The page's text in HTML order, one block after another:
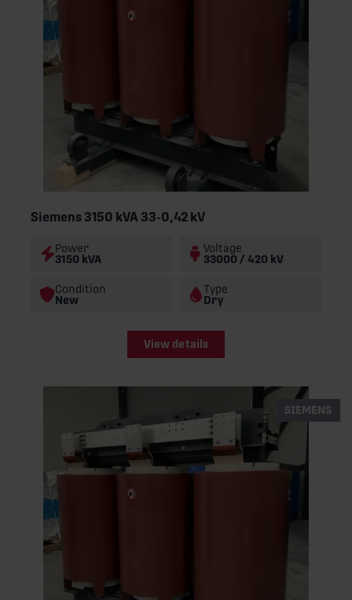
Siemens 3150 kVA 33-0,42 kV
Power
3150 kVA
Voltage
33000 / 420 kV
Condition
New
Type
Dry
View details
SIEMENS